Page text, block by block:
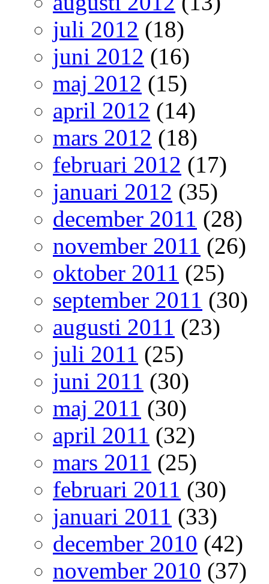
juli 2012 (18)
juni 2012 (16)
maj 2012 (15)
april 2012 (14)
mars 2012 (18)
februari 2012 (17)
januari 2012 (35)
december 2011 (28)
november 2011 (26)
oktober 2011 (25)
september 2011 (30)
augusti 2011 (23)
juli 2011 (25)
juni 2011 (30)
maj 2011 (30)
april 2011 (32)
mars 2011 (25)
februari 2011 (30)
januari 2011 (33)
december 2010 (42)
november 2010 (37)